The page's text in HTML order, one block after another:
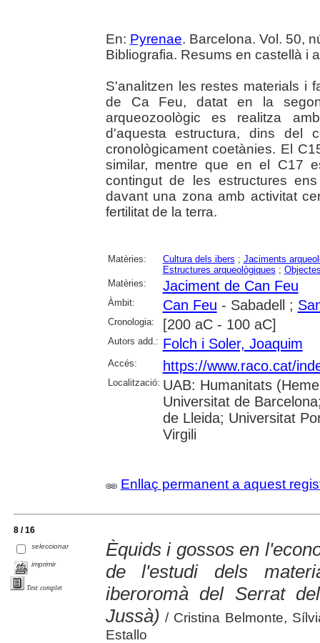
En: Pyrenae. Barcelona. Vol. 50,
Bibliografia. Resums en castellà i
S'analitzen les restes materials i
de Ca Feu, datat en la
arqueozoològic es realitza
d'aquesta estructura, dins del
cronològicament coetànies. El
similar, mentre que en el C17
contingut de les estructures
davant una zona amb activitat
fertilitat de la terra.
Matèries: Cultura dels ibers ; Jaciments
Estructures arqueològiques ;
Matèries:
Jaciment de Can Feu
Àmbit: Can Feu - Sabadell ;
Cronologia: [200 aC - 100 aC]
Autors add.: Folch i Soler, Joaquim
Accés: https://www.raco.cat/
Localització: UAB: Humanitats
Universitat de
de Lleida; Universitat
Virgili
Enllaç permanent a aquest
8 / 16
seleccionar
imprimir
Text complet
Èquids i gossos en
de l'estudi dels
iberoromà del Serrat
Jussà) / Cristina Belmonte,
Estallo